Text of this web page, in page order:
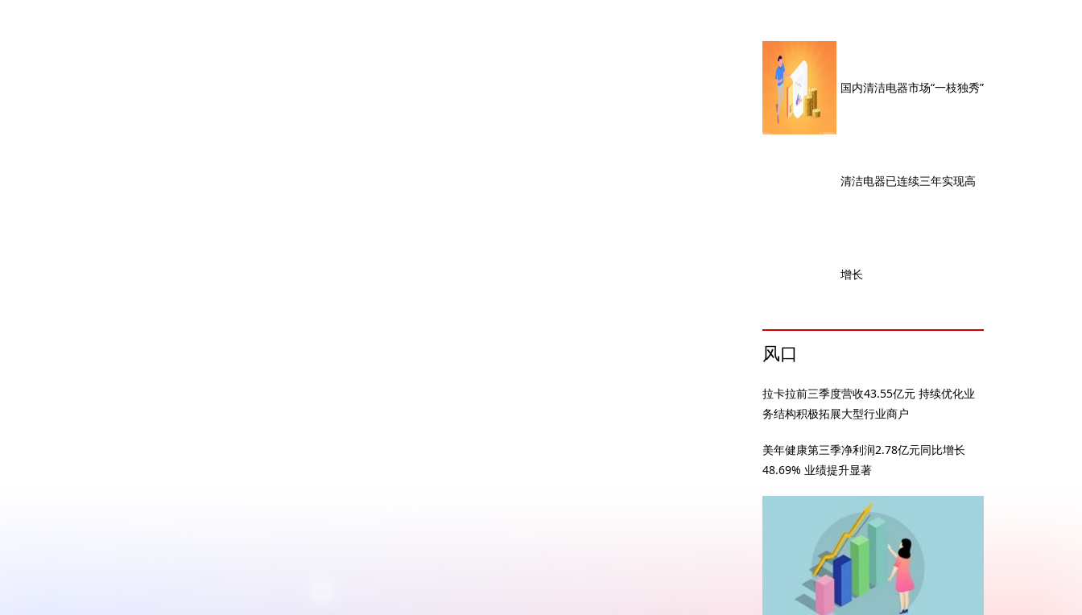
国内清洁电器市场“一枝独秀”
清洁电器已连续三年实现高
增长
风口
拉卡拉前三季度营收43.55亿元 持续优化业
务结构积极拓展大型行业商户
美年健康第三季净利润2.78亿元同比增长
48.69% 业绩提升显著